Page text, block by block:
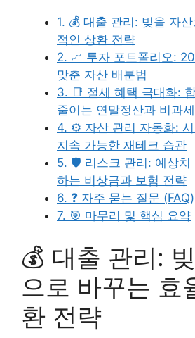
1. 💰 대출 관리: 빚을 자
적인 상환 전략
2. 📈 투자 포트폴리오:
맞춘 자산 배분법
3. 📑 절세 혜택 극대화:
줄이는 연말정산과 비과
4. ⚙️ 자산 관리 자동화:
지속 가능한 재테크 습관
5. 🛡️ 리스크 관리: 예상치
하는 비상금과 보험 전략
6. ❓ 자주 묻는 질문 (FAQ)
7. 🎯 마무리 및 핵심 요약
💰 대출 관리:
으로 바꾸는 효
환 전략